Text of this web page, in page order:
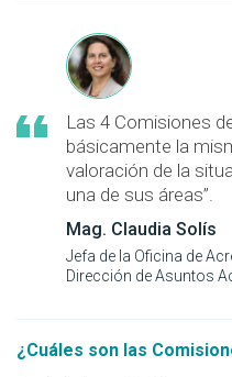
Las 4 Comisiones
básicamente la
valoración de la
una de sus áreas”.
Mag. Claudia Solís
Jefa de la Oficina de
Dirección de Asuntos
¿Cuáles son las